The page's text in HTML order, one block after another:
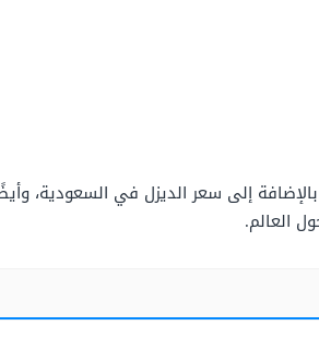
إلى سعر الديزل في السعودية،
العالم.